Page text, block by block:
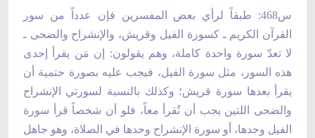
س468: طبقاً لرأي بعض المفسرين فإن عدداً من سور
القرآن الكريم ـ كسورة الفيل وقريش، والإنشراح والضحى ـ
لا تعدّ سورة واحدة كاملة، وهم يقولون: إن مَن يقرأ إحدى
هذه السور، مثل سورة الفيل، فيجب عليه بصورة حتمية أن
يقرأ بعدها سورة قريش؛ وكذلك بالنسبة لسورتي الإنشراح
والضحى اللتين يجب أن تُقرأ معاً، فلو أن شخصاً قرأ سورة
الفيل وحدها، أو سورة الإنشراح وحدها في الصلاة، وهو جاهل